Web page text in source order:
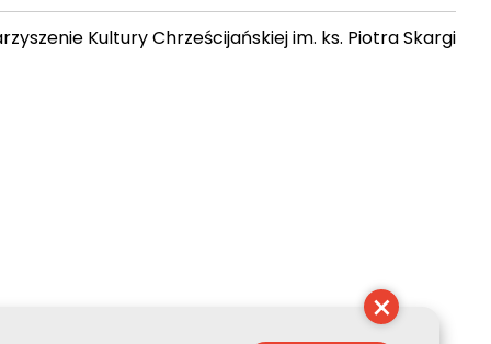
Kultury Chrześcijańskiej im. ks. Piotra Skargi
×